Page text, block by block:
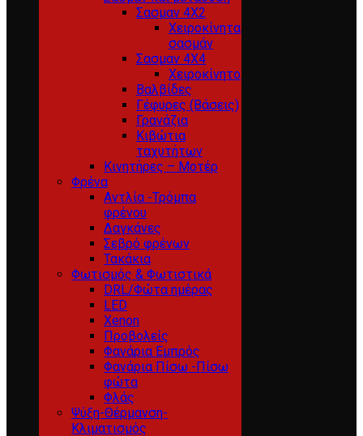
Σασμαν 4Χ2
Χειροκίνητα
σασμάν
Σασμαν 4Χ4
Χειροκίνητο
Βαλβίδες
Γέφυρες (Βάσεις)
Γρανάζια
Κιβώτια
ταχυτήτων
Κινητήρες – Μοτέρ
Φρένα
Αντλία -Τρόμπα
φρένου
Δαγκάνες
Σεβρό φρένων
Τακάκια
Φωτισμός & Φωτιστικά
DRL/Φώτα ημέρας
LED
Xenon
Προβολείς
Φανάρια Εμπρός
Φανάρια Πίσω -Πίσω
φώτα
Φλάς
Ψύξη-Θέρμανση-
Κλιματισμός